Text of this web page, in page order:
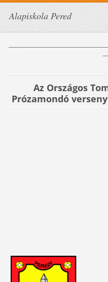
Alapiskola Pered
Az Országos
Prózamondó